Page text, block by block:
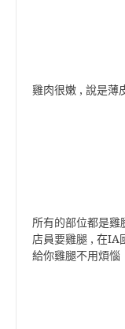
雞肉很嫩 , 說是薄
所有的部位都是雞
店員要雞腿 , 在IA
給你雞腿不用煩惱